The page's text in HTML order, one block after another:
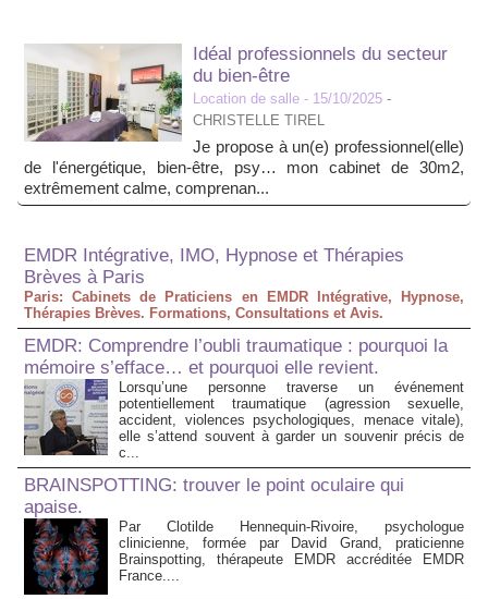
Idéal professionnels du secteur
du bien-être
Location de salle - 15/10/2025 -
CHRISTELLE TIREL
Je propose à un(e) professionnel(elle)
de l'énergétique, bien-être, psy… mon cabinet de 30m2,
extrêmement calme, comprenan...
EMDR Intégrative, IMO, Hypnose et Thérapies
Brèves à Paris
Paris: Cabinets de Praticiens en EMDR Intégrative, Hypnose,
Thérapies Brèves. Formations, Consultations et Avis.
EMDR: Comprendre l’oubli traumatique : pourquoi la
mémoire s’efface… et pourquoi elle revient.
Lorsqu’une personne traverse un événement
potentiellement traumatique (agression sexuelle,
accident, violences psychologiques, menace vitale),
elle s’attend souvent à garder un souvenir précis de
c...
BRAINSPOTTING: trouver le point oculaire qui
apaise.
Par Clotilde Hennequin-Rivoire, psychologue
clinicienne, formée par David Grand, praticienne
Brainspotting, thérapeute EMDR accréditée EMDR
France....